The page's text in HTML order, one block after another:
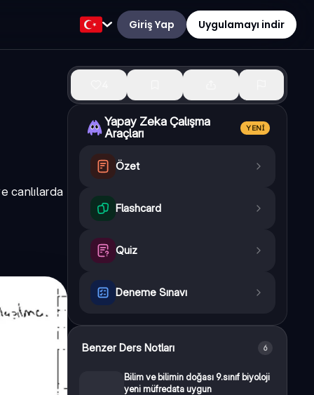
Giriş Yap Uygulamayı indir
canlılarda
Yapay Zeka Çalışma
Araçları
YENI
Özet
Flashcard
Quiz
Deneme Sınavı
Benzer Ders Notları 6
Bilim ve bilimin doğası 9.sınıf biyoloji
yeni müfredata uygun